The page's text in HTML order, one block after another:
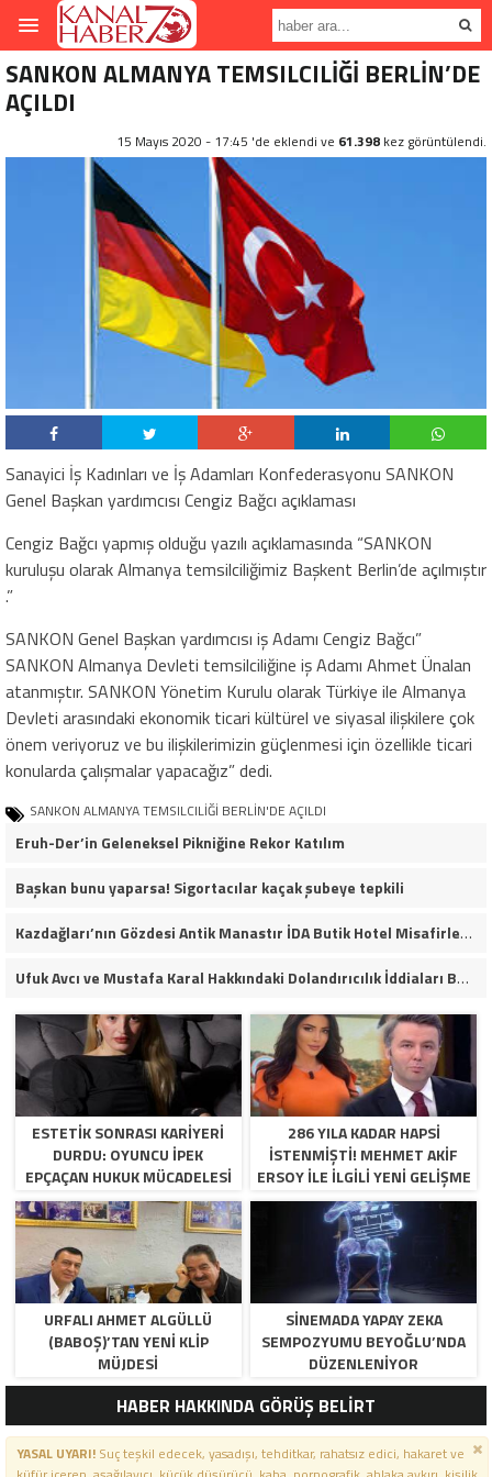
SANKON ALMANYA TEMSILCILİĞİ BERLİN’DE
AÇILDI
15 Mayıs 2020 - 17:45 'de eklendi ve 61.398 kez görüntülendi.
Sanayici İş Kadınları ve İş Adamları Konfederasyonu SANKON
Genel Başkan yardımcısı Cengiz Bağcı açıklaması
Cengiz Bağcı yapmış olduğu yazılı açıklamasında “SANKON
kuruluşu olarak Almanya temsilciliğimiz Başkent Berlin’de açılmıştır
.”
SANKON Genel Başkan yardımcısı iş Adamı Cengiz Bağcı”
SANKON Almanya Devleti temsilciliğine iş Adamı Ahmet Ünalan
atanmıştır. SANKON Yönetim Kurulu olarak Türkiye ile Almanya
Devleti arasındaki ekonomik ticari kültürel ve siyasal ilişkilere çok
önem veriyoruz ve bu ilişkilerimizin güçlenmesi için özellikle ticari
konularda çalışmalar yapacağız” dedi.
SANKON ALMANYA TEMSILCILİĞİ BERLİN'DE AÇILDI
Eruh-Der’in Geleneksel Pikniğine Rekor Katılım
Başkan bunu yaparsa! Sigortacılar kaçak şubeye tepkili
Kazdağları’nın Gözdesi Antik Manastır İDA Butik Hotel Misafirlerinden Tam Not Alıyor
Ufuk Avcı ve Mustafa Karal Hakkındaki Dolandırıcılık İddiaları Büyüyor
ESTETIK SONRASI KARIYERI
DURDU: OYUNCU İPEK
EPÇAÇAN HUKUK MÜCADELESI
VERIYOR
286 YILA KADAR HAPSI
ISTENMIŞTI! MEHMET AKIF
ERSOY ILE ILGILI YENI GELIŞME
URFALI AHMET ALGÜLLÜ
(BABOŞ)’TAN YENI KLIP
MÜJDESI
SINEMADA YAPAY ZEKA
SEMPOZYUMU BEYOĞLU’NDA
DÜZENLENIYOR
HABER HAKKINDA GÖRÜŞ BELİRT
YASAL UYARI!Suç teşkil edecek, yasadışı, tehditkar, rahatsız edici, hakaret ve